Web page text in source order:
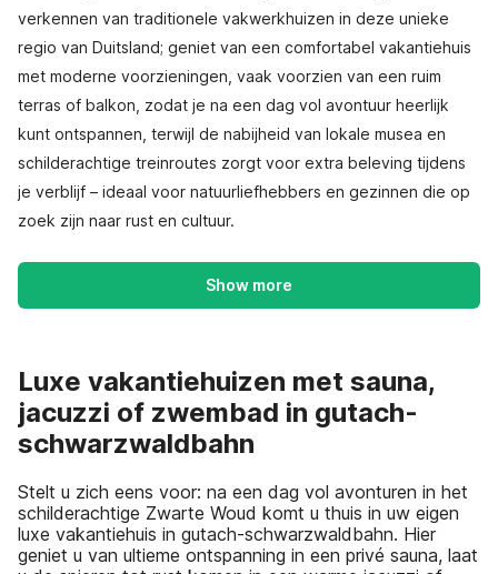
verkennen van traditionele vakwerkhuizen in deze unieke
regio van Duitsland; geniet van een comfortabel vakantiehuis
met moderne voorzieningen, vaak voorzien van een ruim
terras of balkon, zodat je na een dag vol avontuur heerlijk
kunt ontspannen, terwijl de nabijheid van lokale musea en
schilderachtige treinroutes zorgt voor extra beleving tijdens
je verblijf – ideaal voor natuurliefhebbers en gezinnen die op
zoek zijn naar rust en cultuur.
Show more
Luxe vakantiehuizen met sauna,
jacuzzi of zwembad in gutach-
schwarzwaldbahn
Stelt u zich eens voor: na een dag vol avonturen in het
schilderachtige Zwarte Woud komt u thuis in uw eigen
luxe vakantiehuis in gutach-schwarzwaldbahn. Hier
geniet u van ultieme ontspanning in een privé sauna, laat